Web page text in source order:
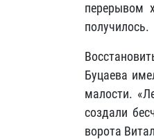
перерывом
получилось.
Буцаева
малости.
создали
ворота